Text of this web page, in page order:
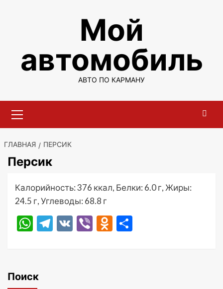
Мой
автомобиль
АВТО ПО КАРМАНУ
меню
ГЛАВНАЯ ПЕРСИК
Персик
Калорийность: 376 ккал, Белки: 6.0 г, Жиры:
24.5 г, Углеводы: 68.8 г
WhatsApp
Telegram
VK ViberOdnoklassniki
Поиск